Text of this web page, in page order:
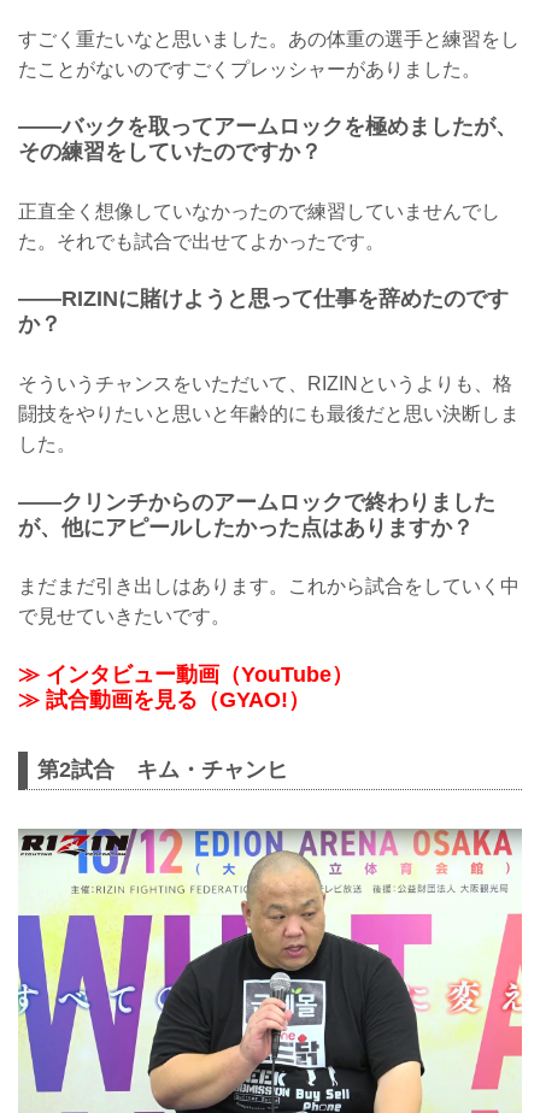
すごく重たいなと思いました。あの体重の選手と練習をし
たことがないのですごくプレッシャーがありました。
——バックを取ってアームロックを極めましたが、
その練習をしていたのですか？
正直全く想像していなかったので練習していませんでし
た。それでも試合で出せてよかったです。
——RIZINに賭けようと思って仕事を辞めたのです
か？
そういうチャンスをいただいて、RIZINというよりも、格
闘技をやりたいと思いと年齢的にも最後だと思い決断しま
した。
——クリンチからのアームロックで終わりました
が、他にアピールしたかった点はありますか？
まだまだ引き出しはあります。これから試合をしていく中
で見せていきたいです。
≫ インタビュー動画（YouTube）
≫ 試合動画を見る（GYAO!）
第2試合 キム・チャンヒ